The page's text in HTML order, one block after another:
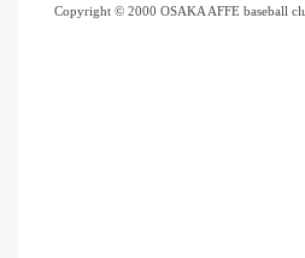
Copyright © 2000 OSAKA AFFE baseball